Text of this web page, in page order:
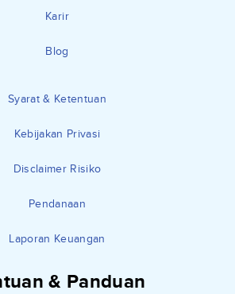
Karir
Blog
Syarat & Ketentuan
Kebijakan Privasi
Disclaimer Risiko
Pendanaan
Laporan Keuangan
& Panduan